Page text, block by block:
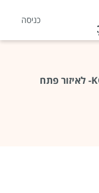
כניסה
טכנאי /ת מעליות לחברת KONE- לאיזור פתח